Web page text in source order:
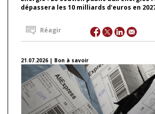
dépassera les 10 milliards d’euros en
Réagir
21.07.2026 | Bon à savoir